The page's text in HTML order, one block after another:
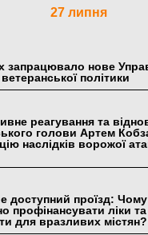
27 липня
запрацювало нове
політики
реагування та
голови Артем
наслідків ворожої
доступний проїзд:
профінансувати ліки та
для вразливих містян?